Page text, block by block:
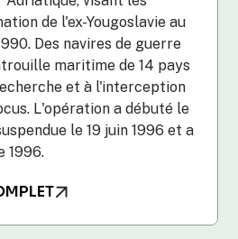
de l'ex-Yougoslavie au
Des navires de guerre
maritime de 14 pays
et à l'interception
L'opération a débuté le
le 19 juin 1996 et a
1996.